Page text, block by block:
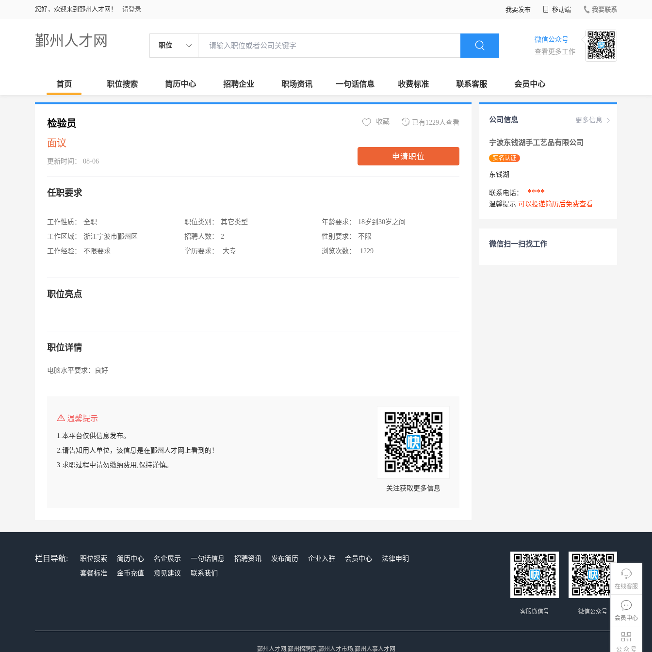
您好，欢迎来到鄞州人才网！ 请登录 我要发布 移动端 我要联系
鄞州人才网 职位
微信公众号
查看更多工作
首页 职位搜索 简历中心 招聘企业 职场资讯 一句话信息 收费标准 联系客服 会员中心
在线客服
会员中心
公 众 号
检验员
面议
更新时间： 08-06
已有1229人查看
收藏
申请职位
任职要求
工作性质：
全职
工作区域：
浙江宁波市鄞州区
工作经验：
不限要求
职位类别：
其它类型
招聘人数：
2
学历要求：
大专
年龄要求：
18岁到30岁之间
性别要求：
不限
浏览次数：
1229
职位亮点
职位详情
电脑水平要求：良好
温馨提示
1.本平台仅供信息发布。
2.请告知用人单位，该信息是在鄞州人才网上看到的！
3.求职过程中请勿缴纳费用,保持谨慎。
关注获取更多信息
更多信息
公司信息
宁波东钱湖手工艺品有限公司
实名认证
东钱湖
联系电话： ****
温馨提示: 可以投递简历后免费查看
微信扫一扫找工作
栏目导航: 职位搜索 简历中心 名企展示 一句话信息 招聘资讯 发布简历 企业入驻 会员中心
法律申明
套餐标准
金币充值 意见建议 联系我们
微信公众号
客服微信号
鄞州人才网,鄞州招聘网,鄞州人才市场,鄞州人事人才网